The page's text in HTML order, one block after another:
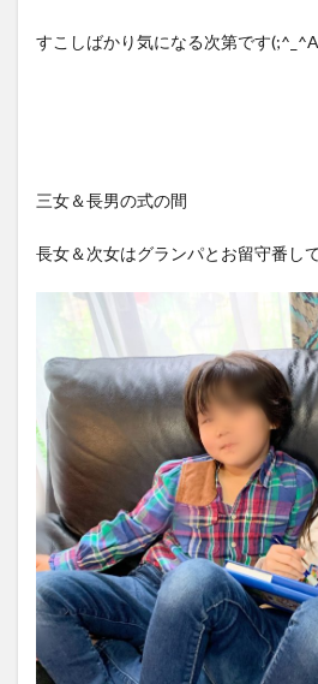
すこしばかり気になる次第です(;^_^A
三女＆長男の式の間
長女＆次女はグランパとお留守番し